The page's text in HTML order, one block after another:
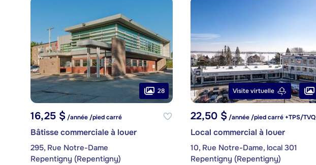
28
16,25 $/année /pied carré
Bâtisse commerciale à louer
295, Rue Notre-Dame
Repentigny (Repentigny)
Visite virtuelle
22,50 $/année /pied carré +TPS/TVQ
Local commercial à louer
10, Rue Notre-Dame, local 301
Repentigny (Repentigny)